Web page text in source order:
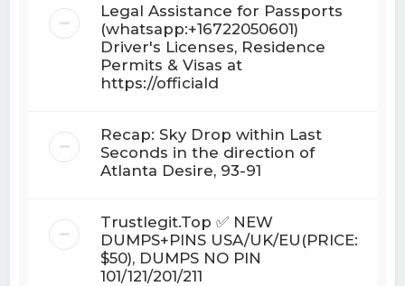
Legal Assistance for Passports
(whatsapp:+16722050601)
Driver's Licenses, Residence
Permits & Visas at
https://officiald
Recap: Sky Drop within Last
Seconds in the direction of
Atlanta Desire, 93-91
Trustlegit.Top ✅ NEW
DUMPS+PINS USA/UK/EU(PRICE:
$50), DUMPS NO PIN
101/121/201/211